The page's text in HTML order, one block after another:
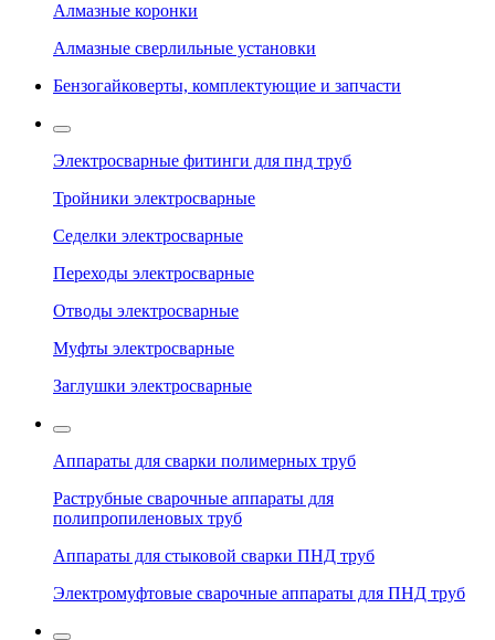
Алмазные коронки
Алмазные сверлильные установки
Бензогайковерты, комплектующие и запчасти
Электросварные фитинги для пнд труб
Тройники электросварные
Седелки электросварные
Переходы электросварные
Отводы электросварные
Муфты электросварные
Заглушки электросварные
Аппараты для сварки полимерных труб
Раструбные сварочные аппараты для
полипропиленовых труб
Аппараты для стыковой сварки ПНД труб
Электромуфтовые сварочные аппараты для ПНД труб